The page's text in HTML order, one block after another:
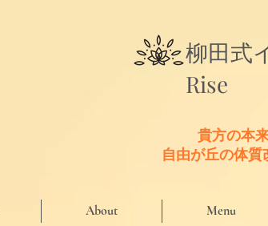
​柳田式
Rise
貴方の本
自由が丘の体質
About Menu